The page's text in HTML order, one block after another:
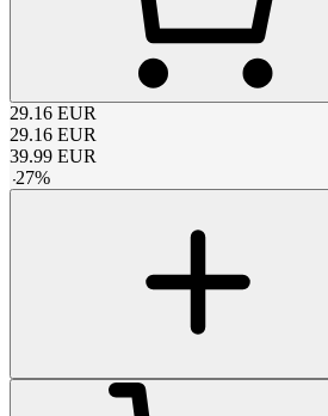
29.16 EUR
29.16 EUR
39.99 EUR
-27%